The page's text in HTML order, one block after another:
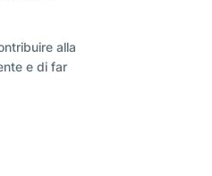
alla
e di far